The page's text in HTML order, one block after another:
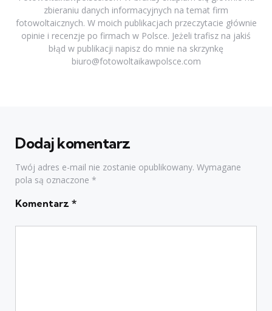
zbieraniu danych informacyjnych na temat firm
fotowoltaicznych. W moich publikacjach przeczytacie głównie
opinie i recenzje po firmach w Polsce. Jeżeli trafisz na jakiś
błąd w publikacji napisz do mnie na skrzynkę
biuro@fotowoltaikawpolsce.com
Dodaj komentarz
Twój adres e-mail nie zostanie opublikowany. Wymagane
pola są oznaczone *
Komentarz *